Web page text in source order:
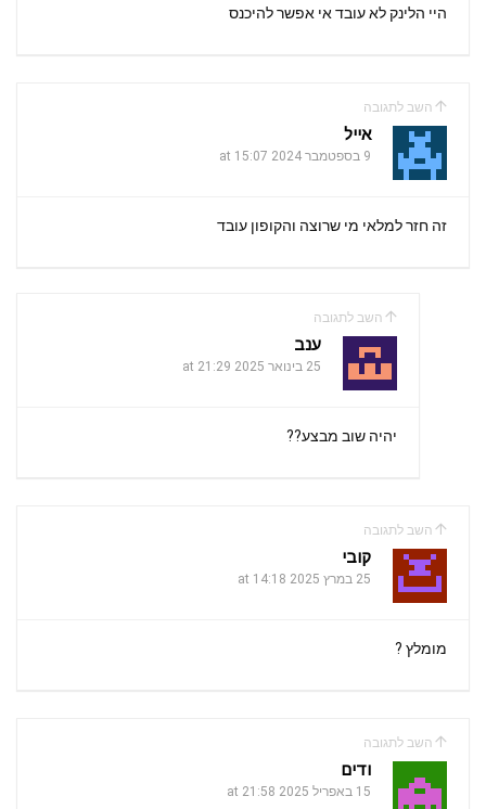
היי הלינק לא עובד אי אפשר להיכנס
השב לתגובה
אייל
9 בספטמבר 2024 at 15:07
זה חזר למלאי מי שרוצה והקופון עובד
השב לתגובה
ענב
25 בינואר 2025 at 21:29
יהיה שוב מבצע??
השב לתגובה
קובי
25 במרץ 2025 at 14:18
מומלץ ?
השב לתגובה
ודים
15 באפריל 2025 at 21:58